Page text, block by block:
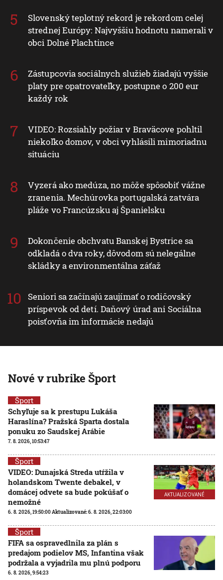
Slovenský teplotný rekord je rekordom celej
strednej Európy: Najvyššiu hodnotu namerali v
obci Dolné Plachtince
Zástupcovia sociálnych služieb žiadajú vyššie
platy pre opatrovateľky, postupne o 200 eur
každý rok
VIDEO: Rozsiahly požiar v Braväcove pohltil
niekoľko domov, v obci vyhlásili mimoriadnu
situáciu
Vyzerá ako medúza, no môže spôsobiť vážne
zranenia. Mechúrovka portugalská zatvára
pláže vo Francúzsku aj Španielsku
Dokončenie obchvatu Banskej Bystrice sa
odkladá o dva roky, dôvodom sú nelegálne
skládky a environmentálna záťaž
Seniori sa začínajú zaujímať o rodičovský
príspevok od detí. Daňový úrad ani Sociálna
poisťovňa im informácie nedajú
Nové v rubrike Šport
Šport
Schyľuje sa k prestupu Lukáša
Haraslína? Pražská Sparta dostala
ponuku zo Saudskej Arábie
7. 8. 2026, 10:53:47
AKTUALIZOVANÉ
Šport
VIDEO: Dunajská Streda utŕžila v
holandskom Twente debakel, v
domácej odvete sa bude pokúšať o
nemožné
6. 8. 2026, 19:50:00 Aktualizované:6. 8. 2026, 22:03:00
Šport
FIFA sa ospravedlnila za plán s
predajom podielov MS, Infantina však
podržala a vyjadrila mu plnú podporu
6. 8. 2026, 9:54:23